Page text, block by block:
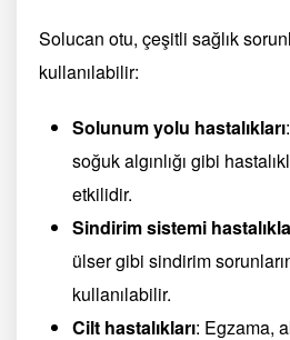
Solucan otu, çeşitli sağlık
kullanılabilir:
Solunum yolu hastalıkları
soğuk algınlığı gibi
etkilidir.
Sindirim sistemi
ülser gibi sindirim
kullanılabilir.
Cilt hastalıkları: Egzama,